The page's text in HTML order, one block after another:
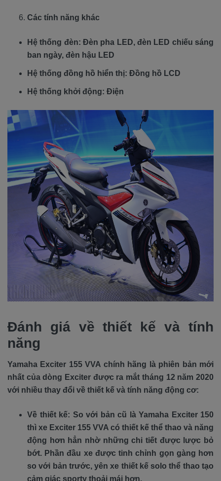
Các tính năng khác
Hệ thống đèn: Đèn pha LED, đèn LED chiếu sáng
ban ngày, đèn hậu LED
Hệ thống đồng hồ hiển thị: Đồng hồ LCD
Hệ thống khởi động: Điện
Đánh giá về thiết kế và tính
năng
Yamaha Exciter 155 VVA chính hãng là phiên bản mới
nhất của dòng Exciter được ra mắt tháng 12 năm 2020
với nhiều thay đổi về thiết kế và tính năng động cơ:
Về thiết kế: So với bản cũ là Yamaha Exciter 150
thì xe Exciter 155 VVA có thiết kế thể thao và năng
động hơn hẳn nhờ những chi tiết được lược bỏ
bớt. Phần đầu xe được tinh chỉnh gọn gàng hơn
so với bản trước, yên xe thiết kế solo thể thao tạo
cảm giác sporty thoải mái hơn.